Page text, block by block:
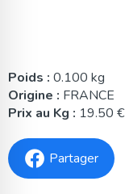
Poids : 0.100 kg
Origine : FRANCE
Prix au Kg : 19.50 €
Partager